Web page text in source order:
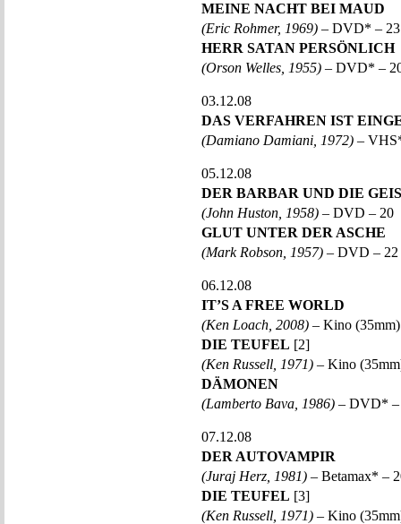
MEINE NACHT BEI MAUD
(Eric Rohmer, 1969) – DVD* – 23
HERR SATAN PERSÖNLICH
(Orson Welles, 1955) – DVD* –
03.12.08
DAS VERFAHREN IST
(Damiano Damiani, 1972) –
05.12.08
DER BARBAR UND DIE
(John Huston, 1958) – DVD – 20
GLUT UNTER DER ASCHE
(Mark Robson, 1957) – DVD – 22
06.12.08
IT’S A FREE WORLD
(Ken Loach, 2008) – Kino
DIE TEUFEL [2]
(Ken Russell, 1971) – Kino
DÄMONEN
(Lamberto Bava, 1986) – DVD* –
07.12.08
DER AUTOVAMPIR
(Juraj Herz, 1981) – Betamax* –
DIE TEUFEL [3]
(Ken Russell, 1971) – Kino